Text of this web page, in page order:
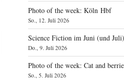
Photo of the week: Köln Hbf
So., 12. Juli 2026
Science Fiction im Juni (und
Do., 9. Juli 2026
Photo of the week: Cat and
So., 5. Juli 2026